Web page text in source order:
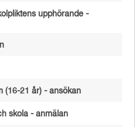
upphörande -
(16-21 år) - ansökan
skola - anmälan